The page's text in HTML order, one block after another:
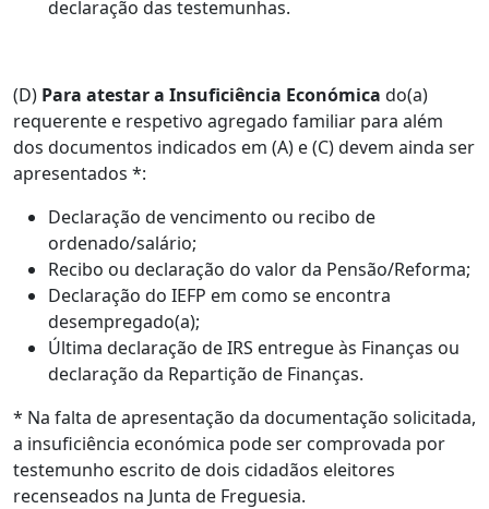
declaração das testemunhas.
(D) Para atestar a Insuficiência Económica do(a)
requerente e respetivo agregado familiar para além
dos documentos indicados em (A) e (C) devem ainda ser
apresentados *:
Declaração de vencimento ou recibo de
ordenado/salário;
Recibo ou declaração do valor da Pensão/Reforma;
Declaração do IEFP em como se encontra
desempregado(a);
Última declaração de IRS entregue às Finanças ou
declaração da Repartição de Finanças.
* Na falta de apresentação da documentação solicitada,
a insuficiência económica pode ser comprovada por
testemunho escrito de dois cidadãos eleitores
recenseados na Junta de Freguesia.